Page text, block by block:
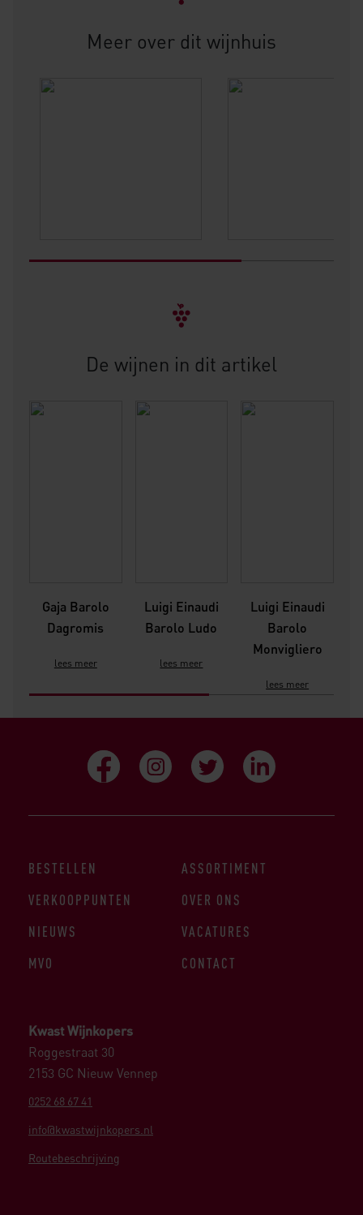
Meer over dit wijnhuis
De wijnen in dit artikel
Gaja Barolo
Dagromis
lees meer
Luigi Einaudi
Barolo Ludo
lees meer
Luigi Einaudi
Barolo
Monvigliero
lees meer
Kwast Wijnkopers
Roggestraat 30
2153 GC Nieuw Vennep
0252 68 67 41
info@kwastwijnkopers.nl
Routebeschrijving
BESTELLEN
ASSORTIMENT
VERKOOPPUNTEN
OVER ONS
NIEUWS
VACATURES
MVO
CONTACT